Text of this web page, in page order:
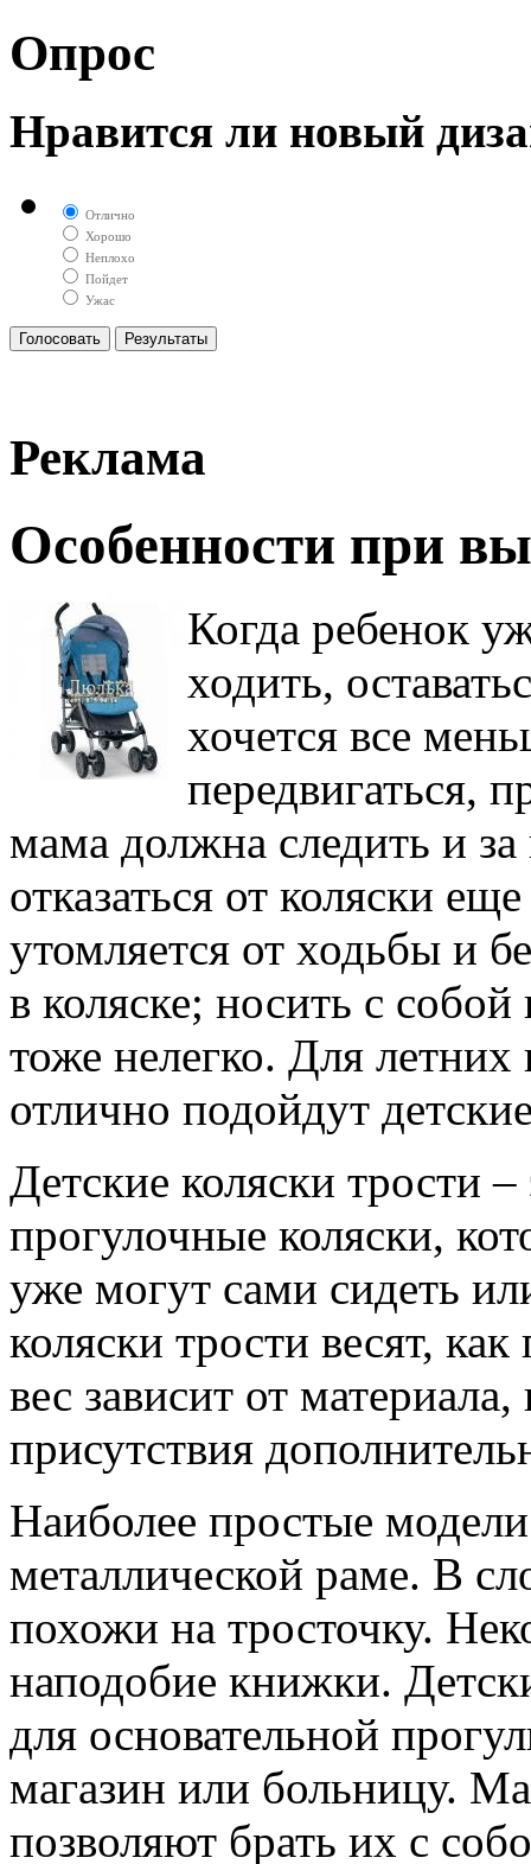
Опрос
Нравится ли новый
Отлично
Хорошо
Неплохо
Пойдет
Ужас
Реклама
Особенности при
Когда ребенок
ходить,
хочется все
передвигаться,
мама должна следить и
отказаться от коляски
утомляется от ходьбы и
в коляске; носить с
тоже нелегко. Для летних
отлично подойдут
Детские коляски трости
прогулочные коляски,
уже могут сами сидеть
коляски трости весят,
вес зависит от
присутствия
Наиболее простые
металлической раме. В
похожи на тросточку.
наподобие книжки.
для основательной
магазин или больницу.
позволяют брать их с